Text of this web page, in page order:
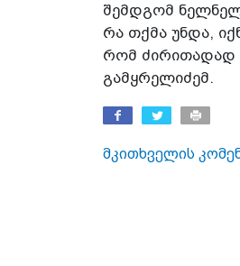
შემდგომ
რა თქმა უნდა,
რომ ძირითადად
გამყრელიძემ.
მკითხველის